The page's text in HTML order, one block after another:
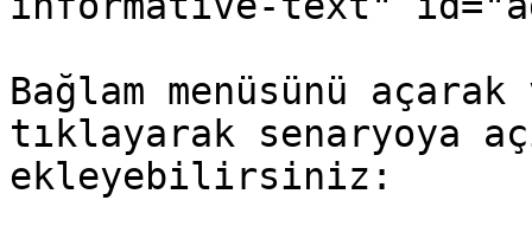
Bağlam menüsünü
tıklayarak senaryoya
ekleyebilirsiniz: